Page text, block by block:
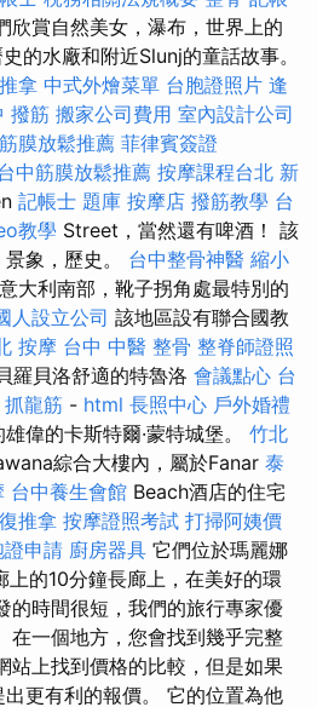
欣賞自然美女，瀑布，世界上的
的水廠和附近Slunj的童話故事。
推拿 中式外燴菜單 台胞證照片 逢
撥筋 搬家公司費用 室內設計公司
膜放鬆推薦 菲律賓簽證
中筋膜放鬆推薦 按摩課程台北 新
記帳士 題庫 按摩店 撥筋教學 台
教學 Street，當然還有啤酒！ 該
象，歷史。 台中整骨神醫 縮小
大利南部，靴子拐角處最特別的
人設立公司 該地區設有聯合國教
按摩 台中 中醫 整骨 整脊師證照
羅貝洛舒適的特魯洛 會議點心 台
抓龍筋 - html 長照中心 戶外婚禮
偉的卡斯特爾·蒙特城堡。 竹北
綜合大樓內，屬於Fanar 泰
台中養生會館 Beach酒店的住宅
推拿 按摩證照考試 打掃阿姨價
證申請 廚房器具 它們位於瑪麗娜
上的10分鐘長廊上，在美好的環
的時間很短，我們的旅行專家優
在一個地方，您會找到幾乎完整
站上找到價格的比較，但是如果
更有利的報價。 它的位置為他